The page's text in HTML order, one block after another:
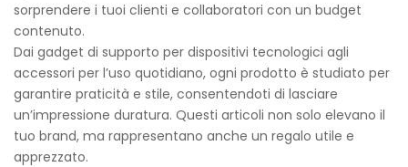
sorprendere i tuoi clienti e collaboratori con un budget
contenuto.
Dai gadget di supporto per dispositivi tecnologici agli
accessori per l’uso quotidiano, ogni prodotto è studiato per
garantire praticità e stile, consentendoti di lasciare
un’impressione duratura. Questi articoli non solo elevano il
tuo brand, ma rappresentano anche un regalo utile e
apprezzato.